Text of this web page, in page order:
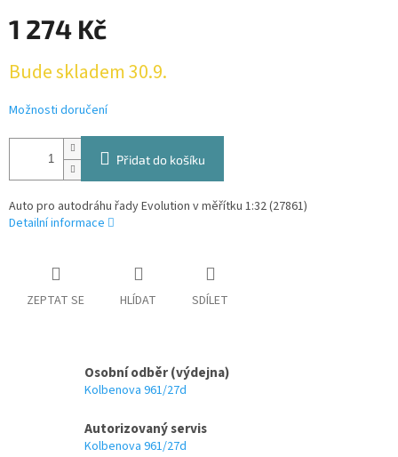
1 274 Kč
cena:
Bude skladem 30.9.
Možnosti doručení
Přidat do košíku
Auto pro autodráhu řady Evolution v měřítku 1:32 (27861)
Detailní informace
ZEPTAT SE HLÍDAT SDÍLET
Osobní odběr (výdejna)
Kolbenova 961/27d
Autorizovaný servis
Kolbenova 961/27d